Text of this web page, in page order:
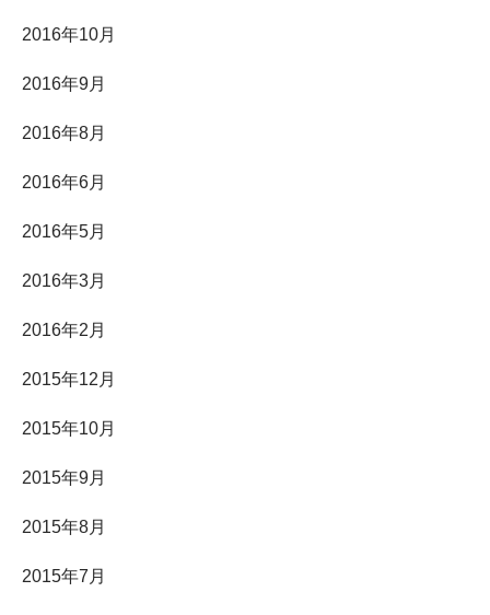
2016年10月
2016年9月
2016年8月
2016年6月
2016年5月
2016年3月
2016年2月
2015年12月
2015年10月
2015年9月
2015年8月
2015年7月